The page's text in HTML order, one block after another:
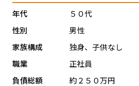
年代
５０代
性別
男性
家族構成
独身、子供なし
職業
正社員
負債総額
約２５０万円